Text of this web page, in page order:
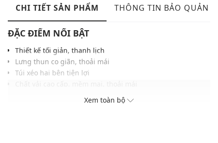
CHI TIẾT SẢN PHẨM THÔNG TIN BẢO QUẢN
ĐẶC ĐIỂM NỔI BẬT
Thiết kế tối giản, thanh lịch
Lưng thun co giãn, thoải mái
Túi xéo hai bên tiện lợi
Gam màu hiện đại dễ dàng phối với nhiều trang phục và
Xem toàn bộ